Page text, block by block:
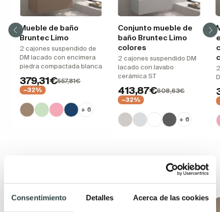
Consentimiento Detalles Acerca de las cookies
Mueble de baño
Bruntec Limo
2 cajones suspendido de
DM lacado con encimera
piedra compactada blanca
379,31€557,81€
−32%
+ 6
Conjunto mueble de
baño Bruntec Limo
colores
2 cajones suspendido DM
lacado con lavabo
cerámica ST
413,87€608,63€
−32%
+ 6